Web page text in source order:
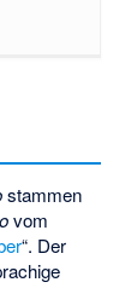
stammen
vom
“. Der